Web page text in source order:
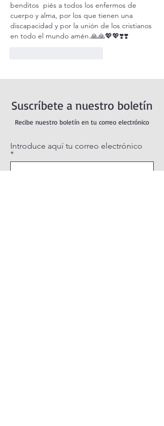
benditos  piés a todos los enfermos de
cuerpo y alma, por los que tienen una
discapacidad y por la unión de los cristianos
en todo el mundo amén.🙏🙏💖💖❣️❣️
Suscríbete a nuestro boletín
Recibe nuestro boletín en tu correo electrónico
Introduce aquí tu correo electrónico